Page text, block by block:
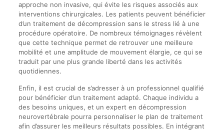
approche non invasive, qui évite les risques associés aux
interventions chirurgicales. Les patients peuvent bénéficier
d’un traitement de décompression sans le stress lié à une
procédure opératoire. De nombreux témoignages révèlent
que cette technique permet de retrouver une meilleure
mobilité et une amplitude de mouvement élargie, ce qui se
traduit par une plus grande liberté dans les activités
quotidiennes.
Enfin, il est crucial de s’adresser à un professionnel qualifié
pour bénéficier d’un traitement adapté. Chaque individu a
des besoins uniques, et un expert en décompression
neurovertébrale pourra personnaliser le plan de traitement
afin d’assurer les meilleurs résultats possibles. En intégrant